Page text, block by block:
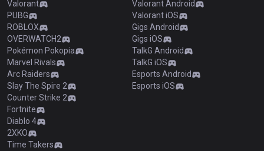
Valorant
PUBG
ROBLOX
OVERWATCH2
Pokémon Pokopia
Marvel Rivals
Arc Raiders
Slay The Spire 2
Counter Strike 2
Fortnite
Diablo 4
2XKO
Time Takers
Valorant Android
Valorant iOS
Gigs Android
Gigs iOS
TalkG Android
TalkG iOS
Esports Android
Esports iOS